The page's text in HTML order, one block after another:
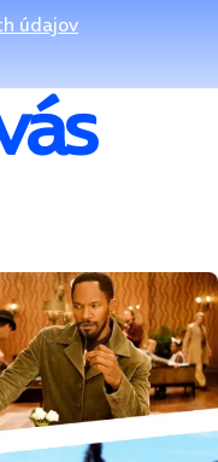
údajov